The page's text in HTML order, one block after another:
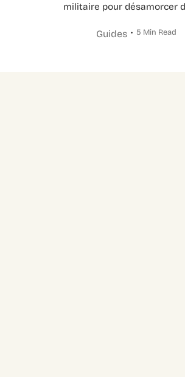
militaire pour désamorcer
Guides 5 Min Read